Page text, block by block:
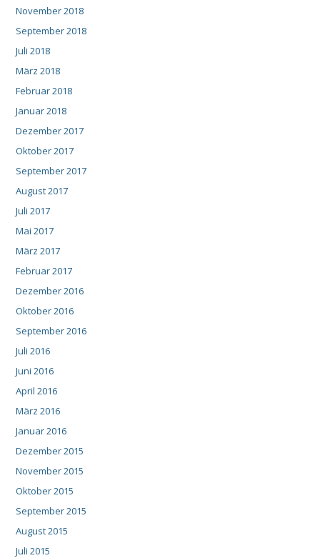
November 2018
September 2018
Juli 2018
März 2018
Februar 2018
Januar 2018
Dezember 2017
Oktober 2017
September 2017
August 2017
Juli 2017
Mai 2017
März 2017
Februar 2017
Dezember 2016
Oktober 2016
September 2016
Juli 2016
Juni 2016
April 2016
März 2016
Januar 2016
Dezember 2015
November 2015
Oktober 2015
September 2015
August 2015
Juli 2015